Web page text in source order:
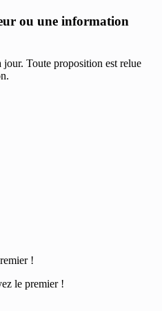
ou une information
Toute proposition est relue
!
le premier !